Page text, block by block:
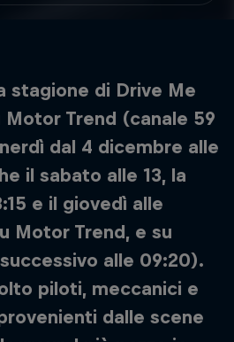
stagione di Drive Me
Motor Trend (canale 59
dal 4 dicembre alle
il sabato alle 13, la
e il giovedì alle
Motor Trend, e su
alle 09:20).
piloti, meccanici e
dalle scene